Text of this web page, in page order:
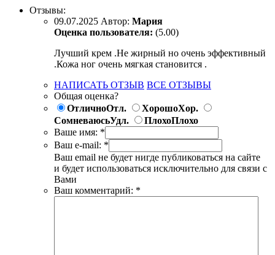
Отзывы:
09.07.2025 Автор: Мария
Оценка пользователя: (5.00)
Лучший крем .Не жирный но очень эффективный
.Кожа ног очень мягкая становится .
НАПИСАТЬ ОТЗЫВ ВСЕ ОТЗЫВЫ
Общая оценка?
ОтличноОтл. ХорошоХор.
СомневаюсьУдл. ПлохоПлохо
Ваше имя: *
Ваш e-mail: *
Ваш email не будет нигде публиковаться на сайте
и будет использоваться исключительно для связи с
Вами
Ваш комментарий: *